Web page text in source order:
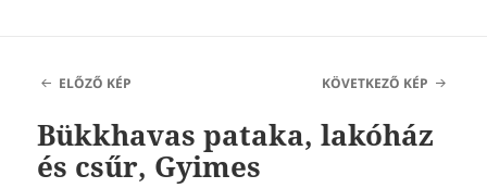
ELŐZŐ KÉP KÖVETKEZŐ KÉP
Bükkhavas pataka, lakóház
és csűr, Gyimes